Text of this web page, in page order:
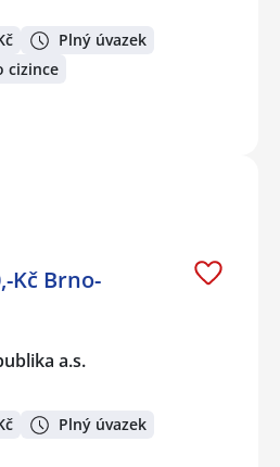
Plný úvazek
cizince
Kč Brno-
a.s.
Plný úvazek